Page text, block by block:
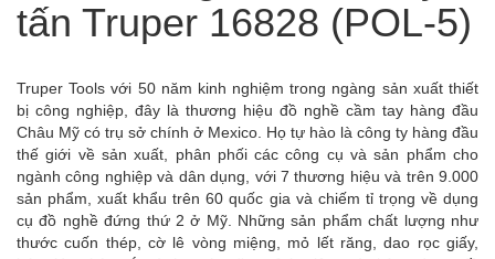
tấn Truper 16828 (POL-5)
Truper Tools với 50 năm kinh nghiệm trong ngàng sản xuất thiết
bị công nghiệp, đây là thương hiệu đồ nghề cầm tay hàng đầu
Châu Mỹ có trụ sở chính ở Mexico. Họ tự hào là công ty hàng đầu
thế giới về sản xuất, phân phối các công cụ và sản phẩm cho
ngành công nghiệp và dân dụng, với 7 thương hiệu và trên 9.000
sản phẩm, xuất khẩu trên 60 quốc gia và chiếm tỉ trọng về dụng
cụ đồ nghề đứng thứ 2 ở Mỹ. Những sản phẩm chất lượng như
thước cuốn thép, cờ lê vòng miệng, mỏ lết răng, dao rọc giấy,